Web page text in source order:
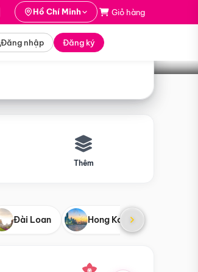
Hồ Chí Minh Giỏ hàng
Đăng nhập Đăng ký
Tìm tour
Thêm
Đài Loan Hong Kong